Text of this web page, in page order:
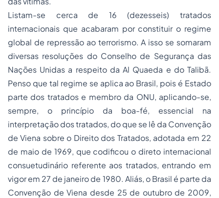
Listam-se cerca de 16 (dezesseis) tratados
internacionais que acabaram por constituir o regime
global de repressão ao terrorismo. A isso se somaram
diversas resoluções do Conselho de Segurança das
Nações Unidas a respeito da Al Quaeda e do Talibã.
Penso que tal regime se aplica ao Brasil, pois é Estado
parte dos tratados e membro da ONU, aplicando-se,
sempre, o princípio da boa-fé, essencial na
interpretação dos tratados, do que se lê da Convenção
de Viena sobre o Direito dos Tratados, adotada em 22
de maio de 1969, que codificou o direto internacional
consuetudinário referente aos tratados, entrando em
vigor em 27 de janeiro de 1980. Aliás, o Brasil é parte da
Convenção de Viena desde 25 de outubro de 2009,